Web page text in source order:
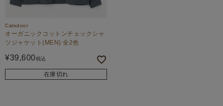
Caledoor
オーガニックコットンチェックシャ
ツジャケット(MEN) 全2色
¥39,600税込
在庫切れ